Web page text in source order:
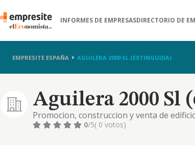
INFORMES DE EMPRESASDIRECTORIO DE
EMPRESITE ESPAÑA AGUILERA 2000 SL (EXTINGUIDA)
Aguilera 2000 Sl
Promocion, construccion y venta de
maquinaria para la construccion.
0/5( 0 votos)